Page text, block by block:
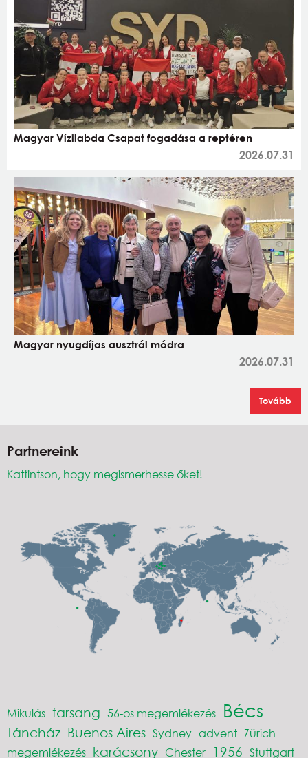
Magyar Vízilabda Csapat fogadása a reptéren
2026.07.31
Magyar nyugdíjas ausztrál módra
2026.07.31
Tovább
Partnereink
Kattintson, hogy megismerhesse őket!
Mikulás farsang 56-os megemlékezés Bécs
Táncház Buenos Aires Sydney advent Zürich
megemlékezés karácsony Chester 1956 Stuttgart